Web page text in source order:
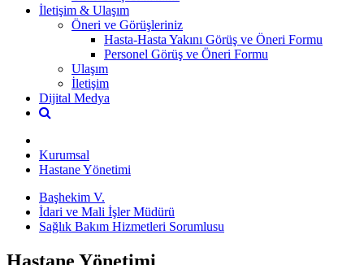
İletişim & Ulaşım
Öneri ve Görüşleriniz
Hasta-Hasta Yakını Görüş ve Öneri Formu
Personel Görüş ve Öneri Formu
Ulaşım
İletişim
Dijital Medya
Kurumsal
Hastane Yönetimi
Başhekim V.
İdari ve Mali İşler Müdürü
Sağlık Bakım Hizmetleri Sorumlusu
Hastane Yönetimi